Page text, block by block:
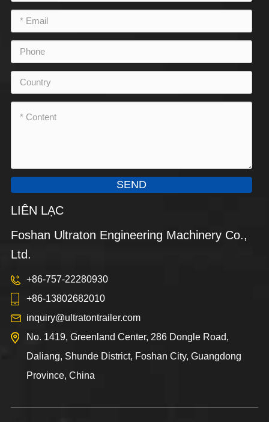
SEND
LIÊN LẠC
Foshan Ultraton Engineering Machinery Co.,
Ltd.
+86-757-22280930
+86-13802682010
inquiry@ultratontrailer.com
No. 1419, Greenland Center, 286 Dongle Road,
Daliang, Shunde District, Foshan City, Guangdong
Province, China